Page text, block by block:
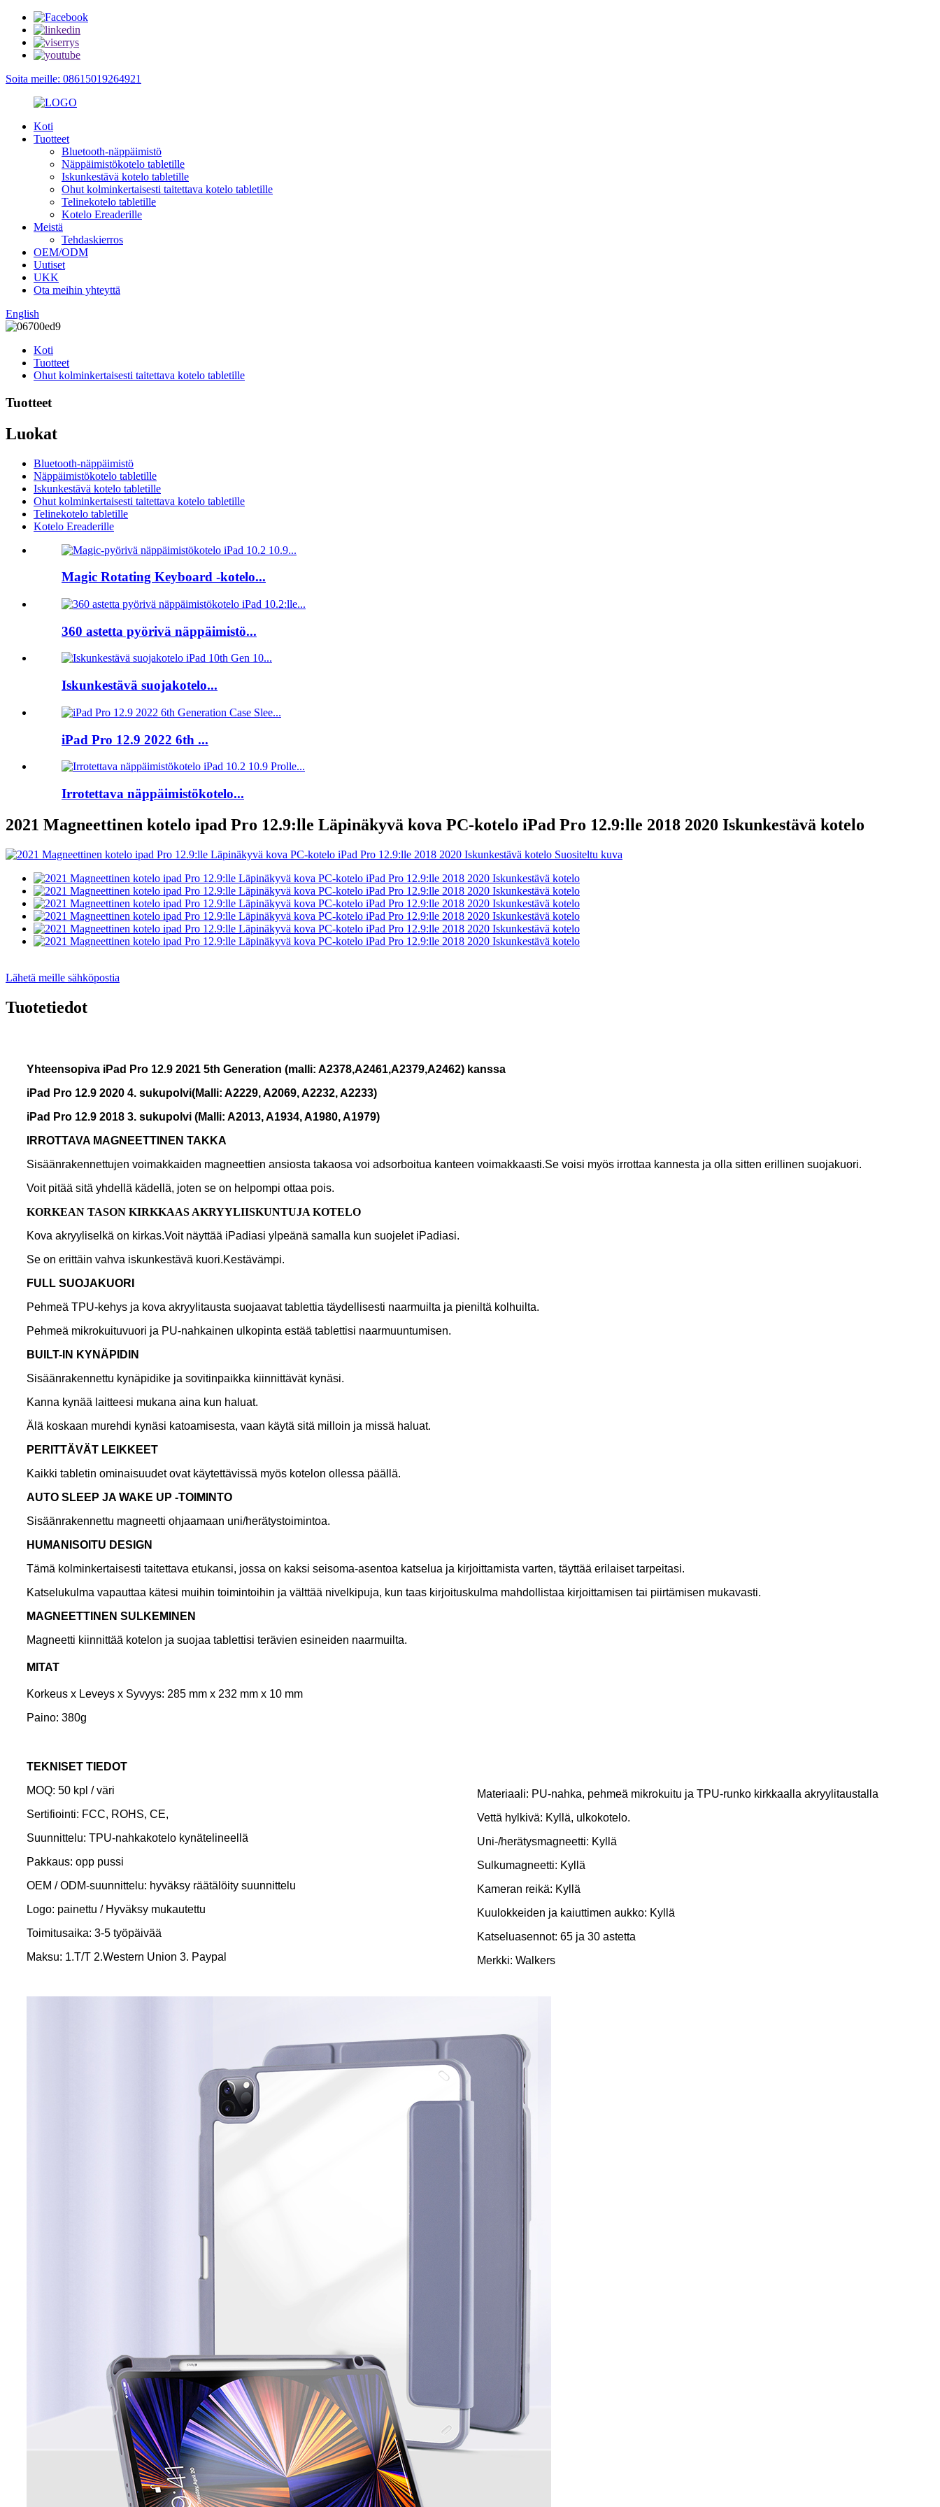
Soita meille: 08615019264921
Koti
Tuotteet
Bluetooth-näppäimistö
Näppäimistökotelo tabletille
Iskunkestävä kotelo tabletille
Ohut kolminkertaisesti taitettava kotelo tabletille
Telinekotelo tabletille
Kotelo Ereaderille
Meistä
Tehdaskierros
OEM/ODM
Uutiset
UKK
Ota meihin yhteyttä
English
Koti
Tuotteet
Ohut kolminkertaisesti taitettava kotelo tabletille
Tuotteet
Luokat
Bluetooth-näppäimistö
Näppäimistökotelo tabletille
Iskunkestävä kotelo tabletille
Ohut kolminkertaisesti taitettava kotelo tabletille
Telinekotelo tabletille
Kotelo Ereaderille
Magic Rotating Keyboard -kotelo...
360 astetta pyörivä näppäimistö...
Iskunkestävä suojakotelo...
iPad Pro 12.9 2022 6th ...
Irrotettava näppäimistökotelo...
2021 Magneettinen kotelo ipad Pro 12.9:lle Läpinäkyvä kova PC-kotelo iPad Pro 12.9:lle 2018 2020 Iskunkestävä kotelo
Lähetä meille sähköpostia
Tuotetiedot
Yhteensopiva iPad Pro 12.9 2021 5th Generation (malli: A2378,A2461,A2379,A2462) kanssa
iPad Pro 12.9 2020 4. sukupolvi(Malli: A2229, A2069, A2232, A2233)
iPad Pro 12.9 2018 3. sukupolvi (Malli: A2013, A1934, A1980, A1979)
IRROTTAVA MAGNEETTINEN TAKKA
Sisäänrakennettujen voimakkaiden magneettien ansiosta takaosa voi adsorboitua kanteen voimakkaasti.Se voisi myös irrottaa kannesta ja olla sitten erillinen suojakuori.
Voit pitää sitä yhdellä kädellä, joten se on helpompi ottaa pois.
KORKEAN TASON KIRKKAAS AKRYYLIISKUNTUJA KOTELO
Kova akryyliselkä on kirkas.Voit näyttää iPadiasi ylpeänä samalla kun suojelet iPadiasi.
Se on erittäin vahva iskunkestävä kuori.Kestävämpi.
FULL SUOJAKUORI
Pehmeä TPU-kehys ja kova akryylitausta suojaavat tablettia täydellisesti naarmuilta ja pieniltä kolhuilta.
Pehmeä mikrokuituvuori ja PU-nahkainen ulkopinta estää tablettisi naarmuuntumisen.
BUILT-IN KYNÄPIDIN
Sisäänrakennettu kynäpidike ja sovitinpaikka kiinnittävät kynäsi.
Kanna kynää laitteesi mukana aina kun haluat.
Älä koskaan murehdi kynäsi katoamisesta, vaan käytä sitä milloin ja missä haluat.
P ERITTÄVÄT LEIKKEET
Kaikki tabletin ominaisuudet ovat käytettävissä myös kotelon ollessa päällä.
AUTO SLEEP JA WAKE UP -TOIMINTO
Sisäänrakennettu magneetti ohjaamaan uni/herätystoimintoa.
H UMANISOITU DESIGN
Tämä kolminkertaisesti taitettava etukansi, jossa on kaksi seisoma-asentoa katselua ja kirjoittamista varten, täyttää erilaiset tarpeitasi.
Katselukulma vapauttaa kätesi muihin toimintoihin ja välttää nivelkipuja, kun taas kirjoituskulma mahdollistaa kirjoittamisen tai piirtämisen mukavasti.
MAGNEETTINEN SULKEMINEN
Magneetti kiinnittää kotelon ja suojaa tablettisi terävien esineiden naarmuilta.
MITAT
Korkeus x Leveys x Syvyys: 285 mm x 232 mm x 10 mm
Paino: 380g
TEKNISET TIEDOT
MOQ: 50 kpl / väri
Sertifiointi: FCC, ROHS, CE,
Suunnittelu: TPU-nahkakotelo kynätelineellä
Pakkaus: opp pussi
OEM / ODM-suunnittelu: hyväksy räätälöity suunnittelu
Logo: painettu / Hyväksy mukautettu
Toimitusaika: 3-5 työpäivää
Maksu: 1.T/T 2.Western Union 3. Paypal
Materiaali: PU-nahka, pehmeä mikrokuitu ja TPU-runko kirkkaalla akryylitaustalla
Vettä hylkivä: Kyllä, ulkokotelo.
Uni-/herätysmagneetti: Kyllä
Sulkumagneetti: Kyllä
Kameran reikä: Kyllä
Kuulokkeiden ja kaiuttimen aukko: Kyllä
Katseluasennot: 65 ja 30 astetta
Merkki: Walkers